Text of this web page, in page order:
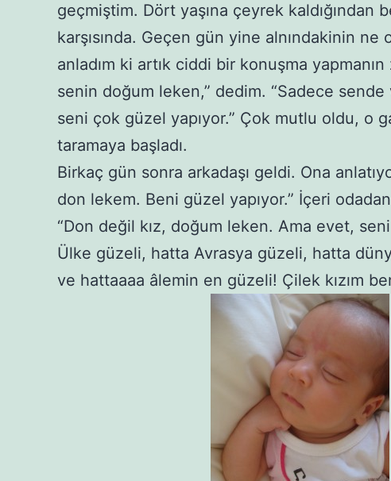
geçmiştim. Dört yaşına çeyrek kaldığından
karşısında. Geçen gün yine alnındakinin ne
anladım ki artık ciddi bir konuşma yapmanın
senin doğum leken,” dedim. “Sadece
seni çok güzel yapıyor.” Çok mutlu oldu, o
taramaya başladı.
Birkaç gün sonra arkadaşı geldi. Ona
don lekem. Beni güzel yapıyor.” İçeri
“Don değil kız, doğum leken. Ama evet,
Ülke güzeli, hatta Avrasya güzeli, hatta
ve hattaaaa âlemin en güzeli! Çilek kızım